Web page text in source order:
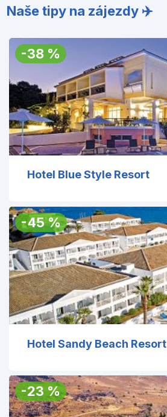
Naše tipy na zájezdy ✈️
-38 %
Hotel Blue Style Resort
-45%
Hotel Sandy Beach Resort
-23 %